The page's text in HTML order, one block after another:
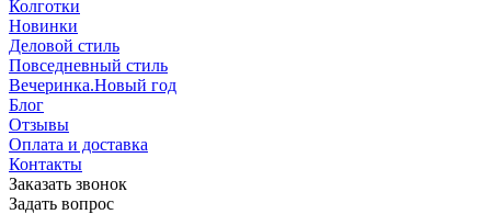
Колготки
Новинки
Деловой стиль
Повседневный стиль
Вечеринка.Новый год
Блог
Отзывы
Оплата и доставка
Контакты
Заказать звонок
Задать вопрос